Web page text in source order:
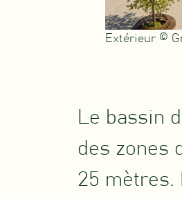
Extérieur ©
Le bassin
des zones
25 mètres.